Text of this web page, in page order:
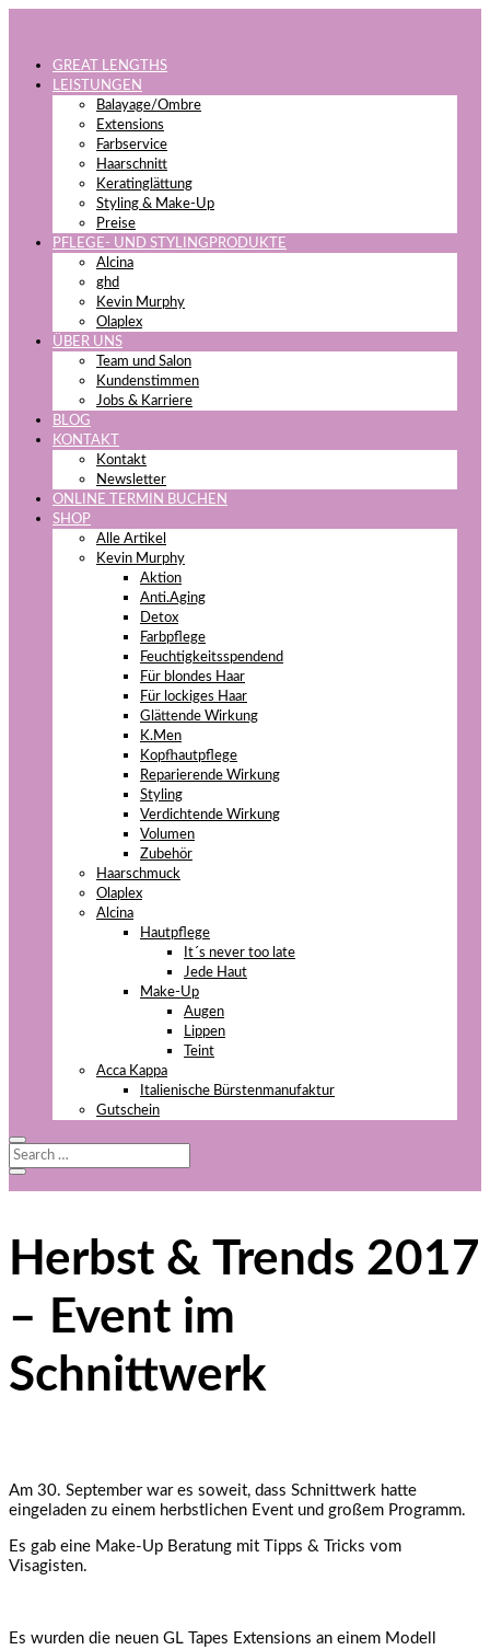
GREAT LENGTHS
LEISTUNGEN
Balayage/Ombre
Extensions
Farbservice
Haarschnitt
Keratinglättung
Styling & Make-Up
Preise
PFLEGE- UND STYLINGPRODUKTE
Alcina
ghd
Kevin Murphy
Olaplex
ÜBER UNS
Team und Salon
Kundenstimmen
Jobs & Karriere
BLOG
KONTAKT
Kontakt
Newsletter
ONLINE TERMIN BUCHEN
SHOP
Alle Artikel
Kevin Murphy
Aktion
Anti.Aging
Detox
Farbpflege
Feuchtigkeitsspendend
Für blondes Haar
Für lockiges Haar
Glättende Wirkung
K.Men
Kopfhautpflege
Reparierende Wirkung
Styling
Verdichtende Wirkung
Volumen
Zubehör
Haarschmuck
Olaplex
Alcina
Hautpflege
It´s never too late
Jede Haut
Make-Up
Augen
Lippen
Teint
Acca Kappa
Italienische Bürstenmanufaktur
Gutschein
Herbst & Trends 2017
– Event im
Schnittwerk
Am 30. September war es soweit, dass Schnittwerk hatte
eingeladen zu einem herbstlichen Event und großem Programm.
Es gab eine Make-Up Beratung mit Tipps & Tricks vom
Visagisten.
Es wurden die neuen GL Tapes Extensions an einem Modell